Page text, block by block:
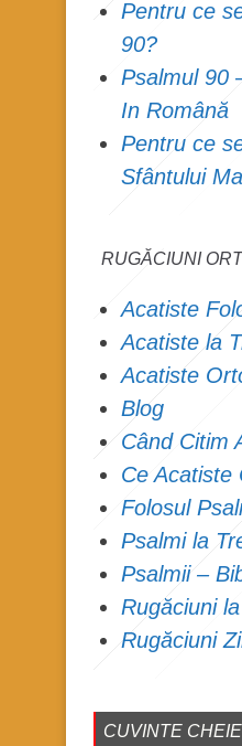
Pentru ce
90?
Psalmul 90
In Română
Pentru ce
Sfântului
RUGĂCIUNI
Acatiste
Acatiste la
Acatiste
Blog
Când Citim
Ce Acatiste
Folosul
Psalmi la
Psalmii –
Rugăciuni
Rugăciuni
CUVINTE CHEIE